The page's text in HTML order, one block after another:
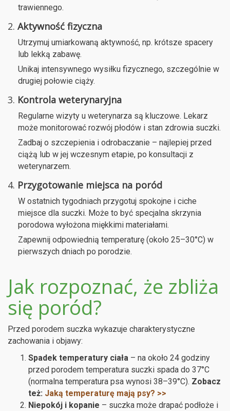
trawiennego.
2. Aktywność fizyczna
Utrzymuj umiarkowaną aktywność, np. krótsze spacery
lub lekką zabawę.
Unikaj intensywnego wysiłku fizycznego, szczególnie w
drugiej połowie ciąży.
3. Kontrola weterynaryjna
Regularne wizyty u weterynarza są kluczowe. Lekarz
może monitorować rozwój płodów i stan zdrowia suczki.
Zadbaj o szczepienia i odrobaczanie – najlepiej przed
ciążą lub w jej wczesnym etapie, po konsultacji z
weterynarzem.
4. Przygotowanie miejsca na poród
W ostatnich tygodniach przygotuj spokojne i ciche
miejsce dla suczki. Może to być specjalna skrzynia
porodowa wyłożona miękkimi materiałami.
Zapewnij odpowiednią temperaturę (około 25–30°C) w
pierwszych dniach po porodzie.
Jak rozpoznać, że zbliża
się poród?
Przed porodem suczka wykazuje charakterystyczne
zachowania i objawy:
Spadek temperatury ciała – na około 24 godziny
przed porodem temperatura suczki spada do 37°C
(normalna temperatura psa wynosi 38–39°C). Zobacz
też: Jaką temperaturę mają psy? >>
Niepokój i kopanie – suczka może drapać podłoże i